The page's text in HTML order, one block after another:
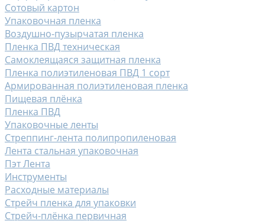
Сотовый картон
Упаковочная пленка
Воздушно-пузырчатая пленка
Пленка ПВД техническая
Самоклеящаяся защитная пленка
Пленка полиэтиленовая ПВД 1 сорт
Армированная полиэтиленовая пленка
Пищевая плёнка
Пленка ПВД
Упаковочные ленты
Стреппинг-лента полипропиленовая
Лента стальная упаковочная
Пэт Лента
Инструменты
Расходные материалы
Стрейч пленка для упаковки
Стрейч-плёнка первичная